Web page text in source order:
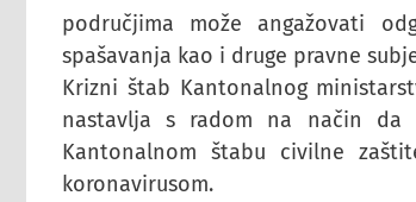
područjima može angažovati
spašavanja kao i druge pravne
Krizni štab Kantonalnog
nastavlja s radom na način da
Kantonalnom štabu civilne
koronavirusom.